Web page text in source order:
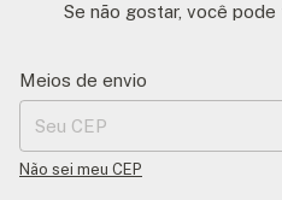
Se não gostar, você
Entregas para o CEP:
Meios de envio
Não sei meu CEP